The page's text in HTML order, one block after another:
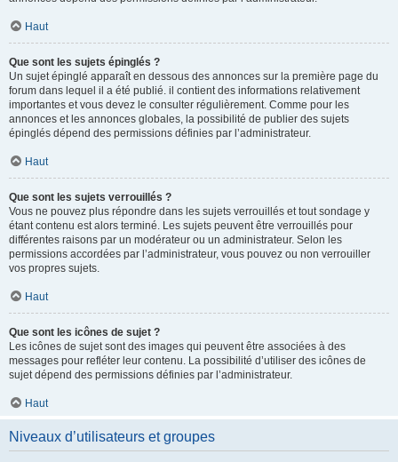
Haut
Que sont les sujets épinglés ?
Un sujet épinglé apparaît en dessous des annonces sur la première page du
forum dans lequel il a été publié. il contient des informations relativement
importantes et vous devez le consulter régulièrement. Comme pour les
annonces et les annonces globales, la possibilité de publier des sujets
épinglés dépend des permissions définies par l’administrateur.
Haut
Que sont les sujets verrouillés ?
Vous ne pouvez plus répondre dans les sujets verrouillés et tout sondage y
étant contenu est alors terminé. Les sujets peuvent être verrouillés pour
différentes raisons par un modérateur ou un administrateur. Selon les
permissions accordées par l’administrateur, vous pouvez ou non verrouiller
vos propres sujets.
Haut
Que sont les icônes de sujet ?
Les icônes de sujet sont des images qui peuvent être associées à des
messages pour refléter leur contenu. La possibilité d’utiliser des icônes de
sujet dépend des permissions définies par l’administrateur.
Haut
Niveaux d’utilisateurs et groupes